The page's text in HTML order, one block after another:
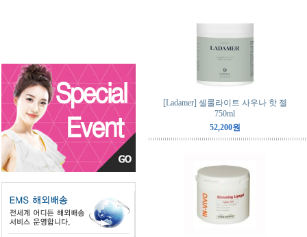
[Ladamer] 셀룰라이트 사우나 핫 젤
750ml
52,200원